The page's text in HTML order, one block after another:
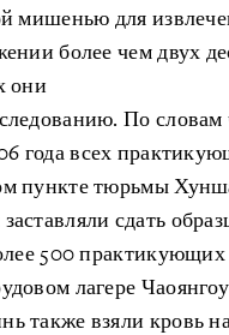
мишенью для
более чем двух
они
По словам
года всех
пункте тюрьмы
сдать
500 практикующих
лагере
также взяли кровь